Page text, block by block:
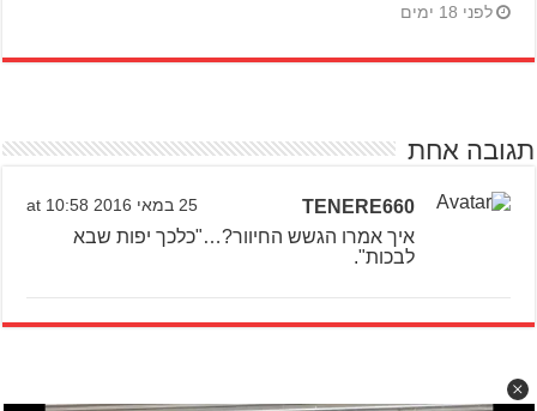
לפני 18 ימים
תגובה אחת
TENERE660 25 במאי 2016 at 10:58
איך אמרו הגשש החיוור?…"כלכך יפות שבא
לבכות".